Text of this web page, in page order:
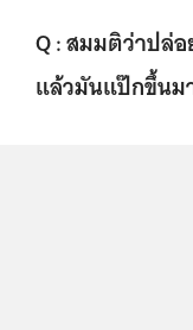
Q : สมมติว่าปล่
แล้วมันแป๊กขึ้นม